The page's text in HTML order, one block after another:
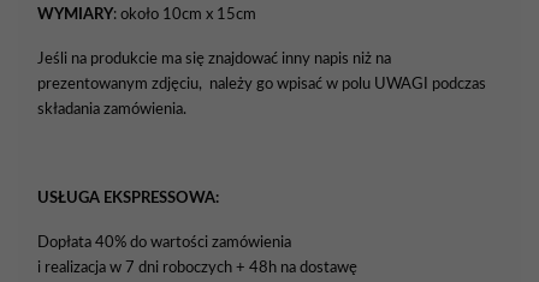
WYMIARY: około 10cm x 15cm
Jeśli na produkcie ma się znajdować inny napis niż na
prezentowanym zdjęciu, należy go wpisać w polu UWAGI podczas
składania zamówienia.
USŁUGA EKSPRESSOWA:
Dopłata 40% do wartości zamówienia
i realizacja w 7 dni roboczych + 48h na dostawę